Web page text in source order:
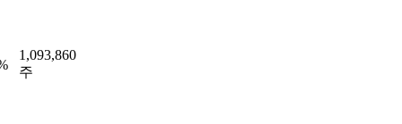
1,093,860
주